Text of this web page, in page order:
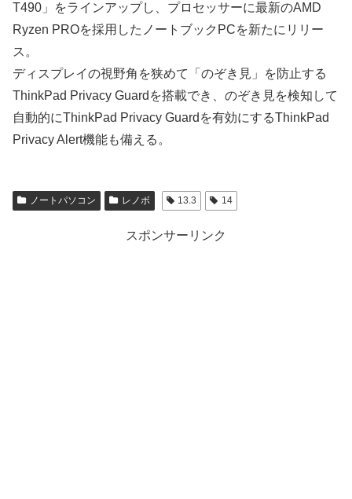
T490」をラインアップし、プロセッサーに最新のAMD
Ryzen PROを採用したノートブックPCを新たにリリー
ス。
ディスプレイの視野角を狭めて「のぞき見」を防止する
ThinkPad Privacy Guardを搭載でき、のぞき見を検知して
自動的にThinkPad Privacy Guardを有効にするThinkPad
Privacy Alert機能も備える。
ノートパソコン レノボ 13.3 14
スポンサーリンク